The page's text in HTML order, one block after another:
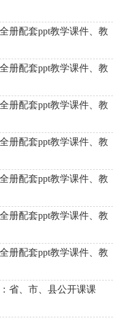
册配套ppt教学课件、教
册配套ppt教学课件、教
册配套ppt教学课件、教
册配套ppt教学课件、教
册配套ppt教学课件、教
册配套ppt教学课件、教
册配套ppt教学课件、教
省、市、县公开课课